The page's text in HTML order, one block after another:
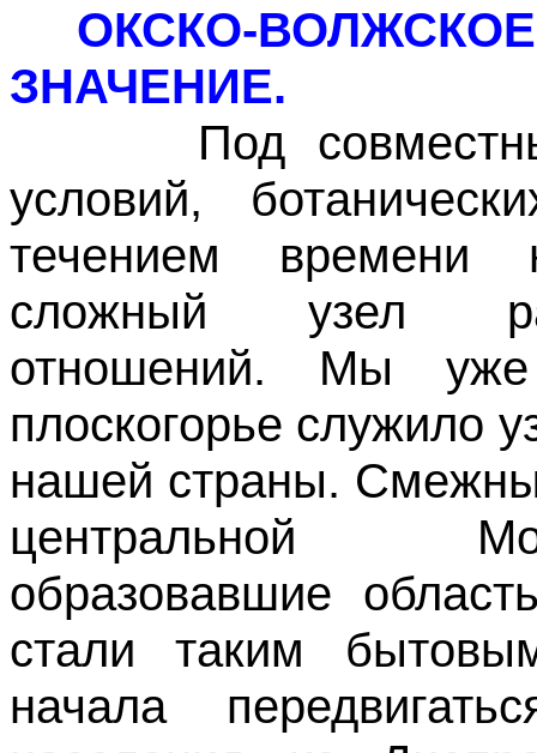
ОКСКО-
ЗНАЧЕНИЕ.
Под совместным
условий,
течением времени
сложный узел
отношений. Мы
плоскогорье служило
нашей страны.
центральной
образовавшие
стали таким
начала